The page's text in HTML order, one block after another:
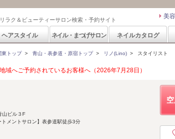
ラク＆ビューティーサロン検索・予約サイト 美
ヘアスタイル ネイル・まつげサロン ネイルカタログ
東トップ> 青山・表参道・原宿トップ> リノ(Lino) > スタイリスト
域へご予約されているお客様へ（2026年7月28日）
山ビル３F
トメントサロン】表参道駅徒歩3分